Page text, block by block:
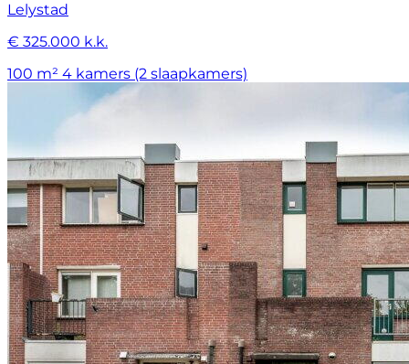
Lelystad
€ 325.000 k.k.
100 m² 4 kamers (2 slaapkamers)